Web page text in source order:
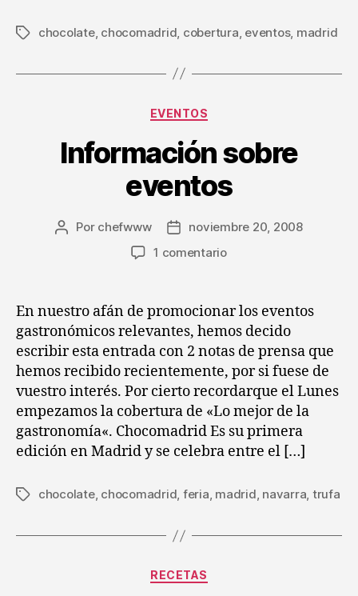
Etiquetas
chocolate, chocomadrid cobertura eventos, madrid
Categorías
EVENTOS
Información sobre
eventos
Autor
Por chefwww
Fechanoviembre 20, 2008
1 comentarioen
eventos
En nuestro afán de promocionar los eventos
gastronómicos relevantes, hemos decido
escribir esta entrada con 2 notas de prensa que
hemos recibido recientemente, por si fuese de
vuestro interés. Por cierto recordarque el Lunes
empezamos la cobertura de «Lo mejor de la
gastronomía«. Chocomadrid Es su primera
edición en Madrid y se celebra entre el […]
Etiquetas
chocolate, chocomadrid, feria, madrid, navarra, trufa
Categorías
RECETAS